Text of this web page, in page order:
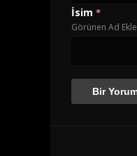
İsim *
Görünen Ad Ekle